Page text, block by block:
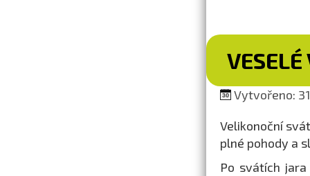
VESELÉ
Vytvořeno:
Velikonoční
plné pohody a
Po svátích